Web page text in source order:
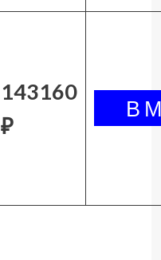
143160
₽